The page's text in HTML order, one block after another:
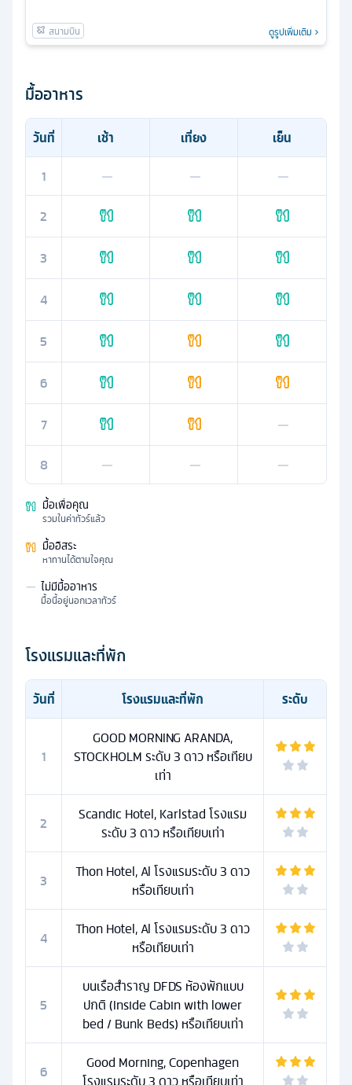
ดูรูปเพิ่มเติม
มื้ออาหาร
วันที่ เช้า เที่ยง
เย็น
1
— —
—
2
3
4
5
6
7
—
8
— — —
มื้อเพื่อคุณ
รวมในค่าทัวร์แล้ว
มื้ออิสระ
หาทานได้ตามใจคุณ
— ไม่มีมื้ออาหาร
มื้อนี้อยู่นอกเวลาทัวร์
โรงแรมและที่พัก
วันที่ โรงแรมและที่พัก ระดับ
1
GOOD MORNING ARANDA,
STOCKHOLM ระดับ 3 ดาว หรือเทียบ
เท่า
2
Scandic Hotel, Karlstad โรงแรม
ระดับ 3 ดาว หรือเทียบเท่า
3
Thon Hotel, Al โรงแรมระดับ 3 ดาว
หรือเทียบเท่า
4
Thon Hotel, Al โรงแรมระดับ 3 ดาว
หรือเทียบเท่า
5
บนเรือสำราญ DFDS ห้องพักแบบ
ปกติ (Inside Cabin with lower
bed / Bunk Beds) หรือเทียบเท่า
6
Good Morning, Copenhagen